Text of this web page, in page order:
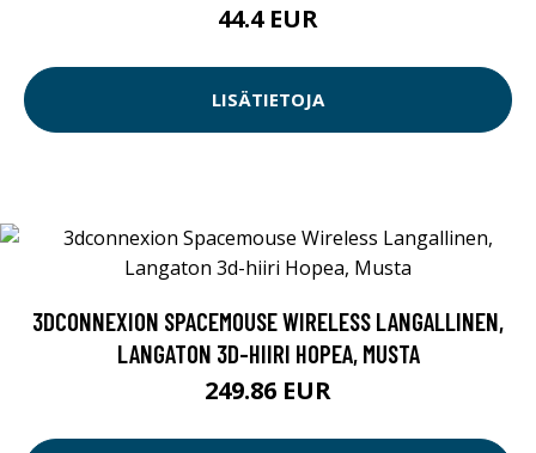
44.4 EUR
LISÄTIETOJA
3DCONNEXION SPACEMOUSE WIRELESS LANGALLINEN,
LANGATON 3D-HIIRI HOPEA, MUSTA
249.86 EUR